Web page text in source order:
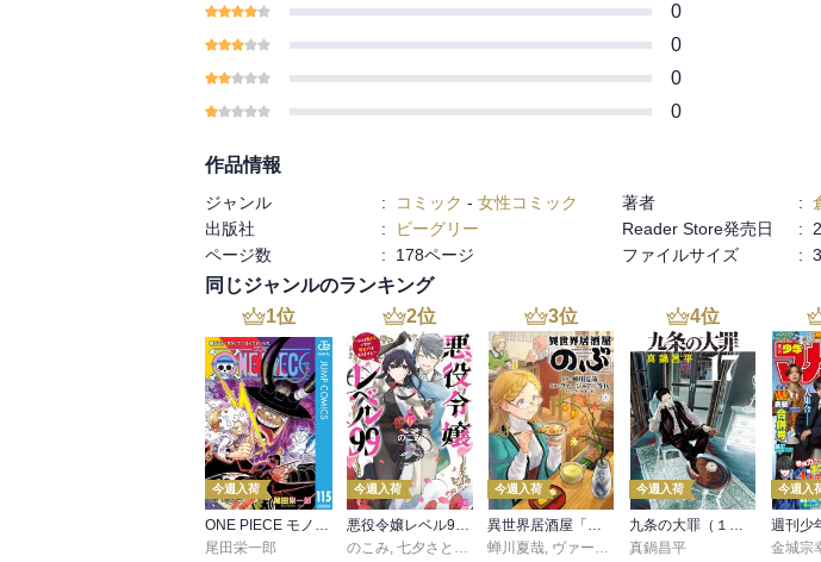
0
0
0
0
作品情報
ジャンル : コミック - 女性コミック 著者 :
出版社
: ビーグリー Reader Store発売日 :
ページ数
: 178ページ ファイルサイズ :
同じジャンルのランキング
1位
今週入荷
尾田栄一郎
2位
今週入荷
のこみ, 七夕さとり Tea
3位
今週入荷
蝉川夏哉 ヴァージニア二等兵 ,
4位
今週入荷
真鍋昌平
今週入
金城宗